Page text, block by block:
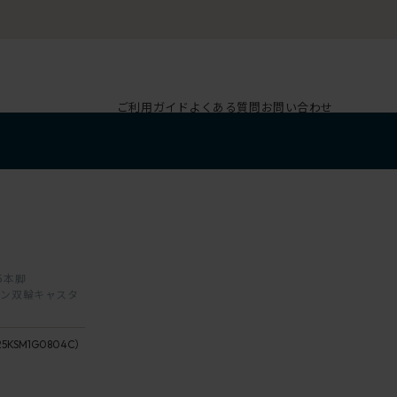
ご利用ガイド よくある質問お問い合わせ
：8 /
脚
双輪キャスタ
）